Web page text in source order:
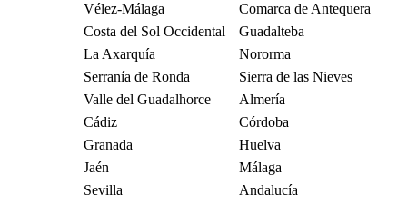
Vélez-Málaga
Comarca de Antequera
Costa del Sol Occidental
Guadalteba
La Axarquía
Nororma
Serranía de Ronda
Sierra de las Nieves
Valle del Guadalhorce
Almería
Cádiz
Córdoba
Granada
Huelva
Jaén
Málaga
Sevilla
Andalucía